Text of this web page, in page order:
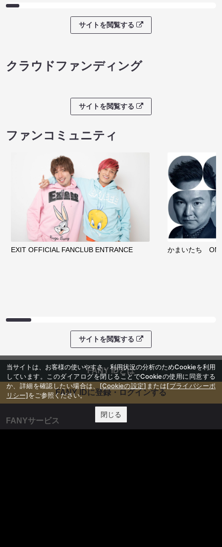
サイトを閲覧する
クラウドファンディング
サイトを閲覧する
ファンコミュニティ
EXIT OFFICIAL FANCLUB ENTRANCE かまいたち
サイトを閲覧する
FANY IDとは
FANY IDに登録・ログインする
FANYサービス
当サイトは、お客様の使いやすさ、利用状況の分析のためCookieを利用
しています。このダイアログを閉じることでCookieの使用に同意する
か、詳細を確認したい場合は、 [Cookieの設定] または[プライバシーポ
リシー]をご参照ください。
閉じる